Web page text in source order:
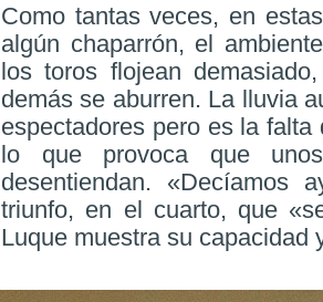
Como tantas veces, en
algún chaparrón, el
los toros flojean
demás se aburren. La lluvia
espectadores pero es la
lo que provoca que
desentiendan. «Decíamos
triunfo, en el cuarto, que
Luque muestra su capacidad